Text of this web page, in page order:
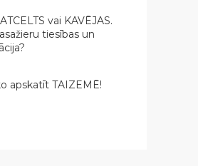
vai KAVĒJAS.
tiesības un
apskatīt TAIZEMĒ!